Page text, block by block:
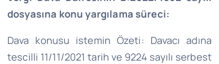
dosyasına konu yargılama süreci:
Dava konusu istemin Özeti: Davacı adına
tescilli 11/11/2021 tarih ve 9224 sayılı serbest